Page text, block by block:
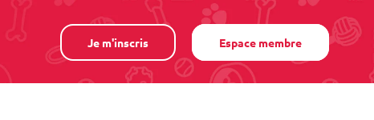
Je m'inscris Espace membre